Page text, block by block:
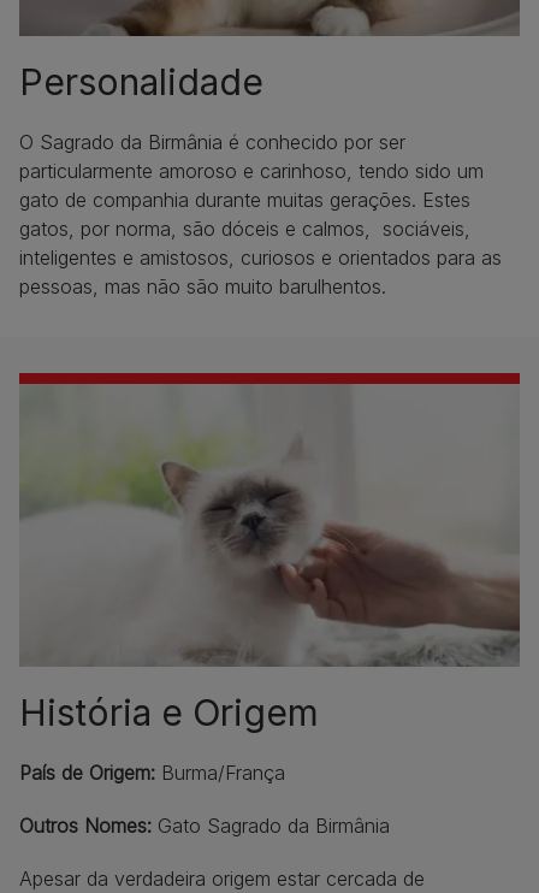
Personalidade
O Sagrado da Birmânia é conhecido por ser
particularmente amoroso e carinhoso, tendo sido um
gato de companhia durante muitas gerações. Estes
gatos, por norma, são dóceis e calmos, sociáveis,
inteligentes e amistosos, curiosos e orientados para as
pessoas, mas não são muito barulhentos.
História e Origem
País de Origem: Burma/França
Outros Nomes: Gato Sagrado da Birmânia
Apesar da verdadeira origem estar cercada de